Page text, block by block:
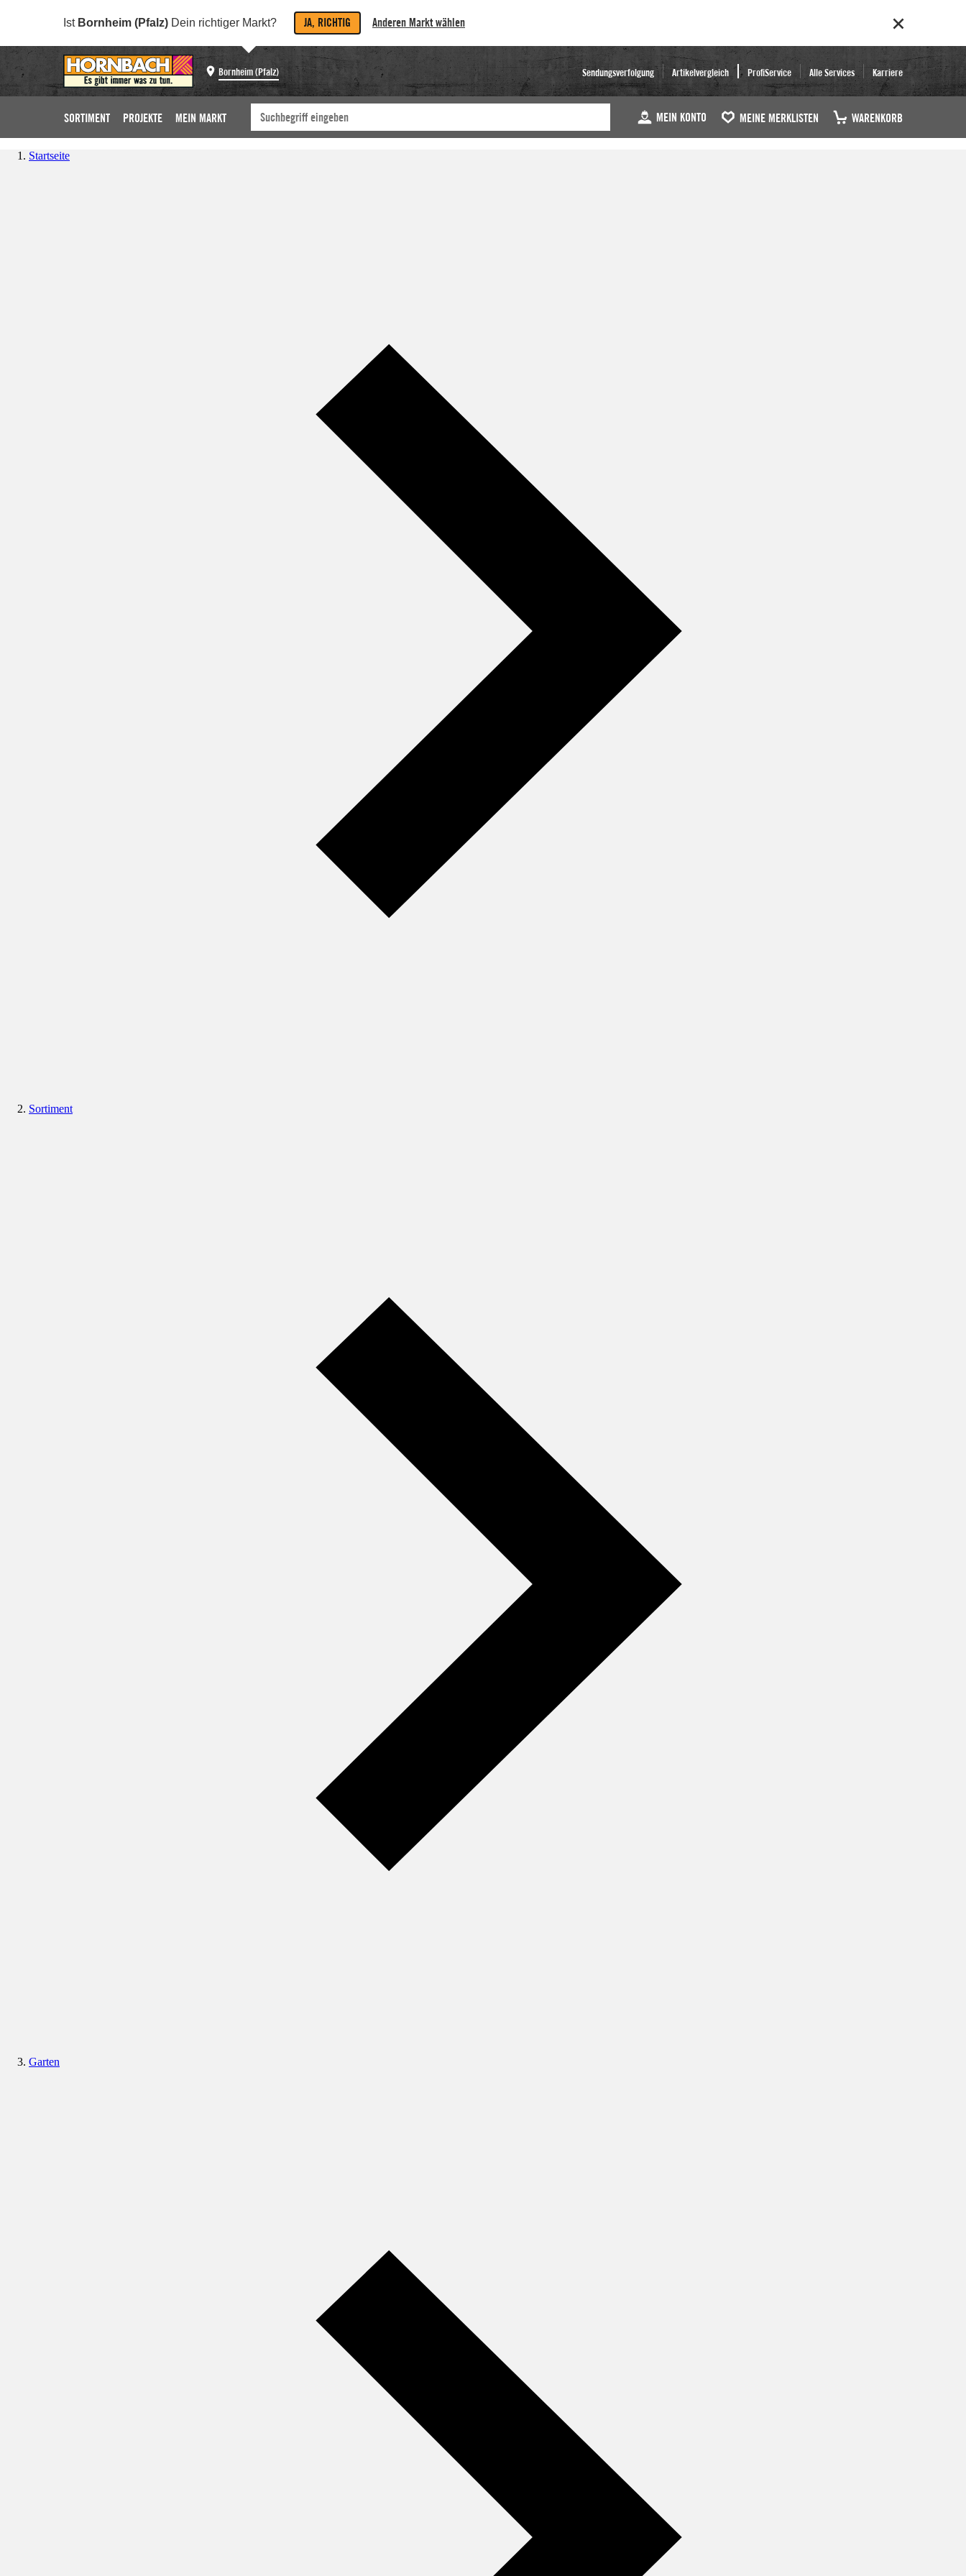
Ist Bornheim (Pfalz) Dein richtiger Markt? JA, RICHTIG Anderen Markt wählen
Bornheim (Pfalz) Sendungsverfolgung Artikelvergleich ProfiService Alle Services Karriere
SORTIMENT PROJEKTE MEIN MARKT MEIN KONTO MEINE MERKLISTEN WARENKORB
Startseite
Sortiment
Garten